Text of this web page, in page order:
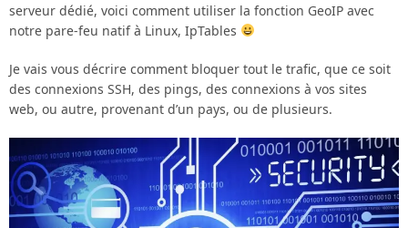
serveur dédié, voici comment utiliser la fonction GeoIP avec
notre pare-feu natif à Linux, IpTables
Je vais vous décrire comment bloquer tout le trafic, que ce soit
des connexions SSH, des pings, des connexions à vos sites
web, ou autre, provenant d’un pays, ou de plusieurs.